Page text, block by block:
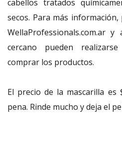
cabellos tratados
secos. Para más
WellaProfessionals.com.ar
cercano pueden
comprar los productos.
El precio de la mascarilla es
pena. Rinde mucho y deja el